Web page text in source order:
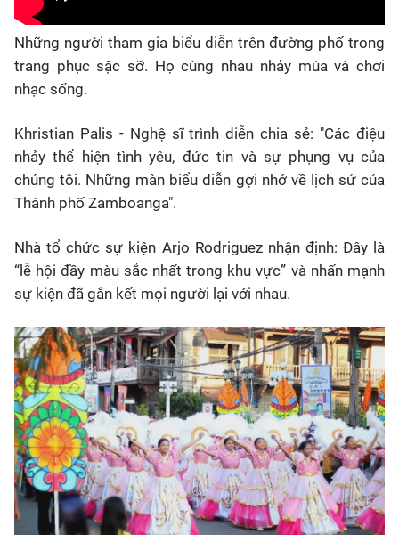
Những người tham gia biểu diễn trên đường phố trong
trang phục sặc sỡ. Họ cùng nhau nhảy múa và chơi
nhạc sống.
Khristian Palis - Nghệ sĩ trình diễn chia sẻ: "Các điệu
nhảy thể hiện tình yêu, đức tin và sự phụng vụ của
chúng tôi. Những màn biểu diễn gợi nhớ về lịch sử của
Thành phố Zamboanga".
Nhà tổ chức sự kiện Arjo Rodriguez nhận định: Đây là
“lễ hội đầy màu sắc nhất trong khu vực” và nhấn mạnh
sự kiện đã gắn kết mọi người lại với nhau.